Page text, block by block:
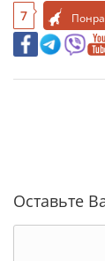
7
Оставьте